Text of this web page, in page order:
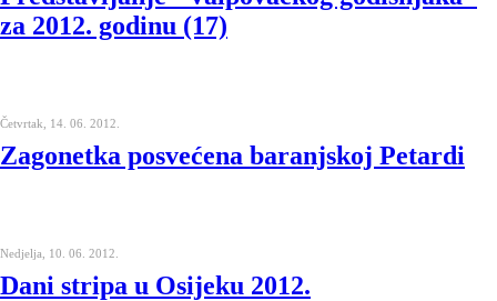
za 2012. godinu (17)
Četvrtak, 14. 06. 2012.
Zagonetka posvećena baranjskoj Petardi
Nedjelja, 10. 06. 2012.
Dani stripa u Osijeku 2012.